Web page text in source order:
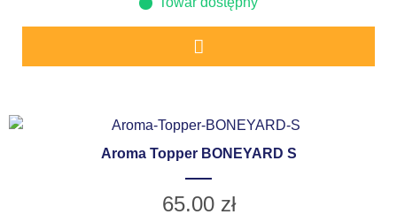
Aroma Topper BONEYARD S
65.00 zł